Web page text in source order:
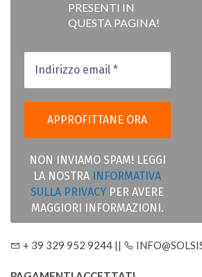
PRESENTI IN
QUESTA PAGINA!
NON INVIAMO SPAM! LEGGI
LA NOSTRA
INFORMATIVA
SULLA PRIVACY PER AVERE
MAGGIORI INFORMAZIONI.
+ 39 329 952 9244 ||